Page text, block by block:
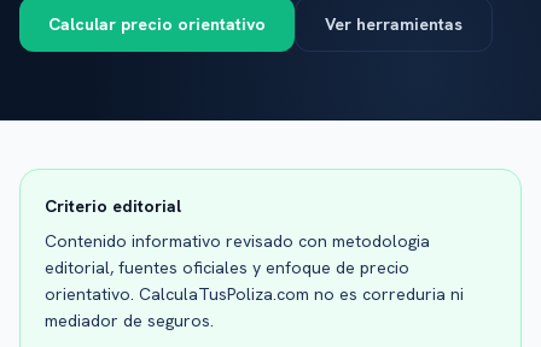
Calcular precio orientativo Ver herramientas
Criterio editorial
Contenido informativo revisado con metodologia
editorial, fuentes oficiales y enfoque de precio
orientativo. CalculaTusPoliza.com no es correduria ni
mediador de seguros.